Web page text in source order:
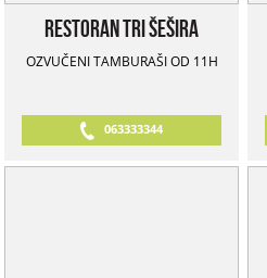
Restoran Tri Šešira
OZVUČENI TAMBURAŠI OD 11H
063333344